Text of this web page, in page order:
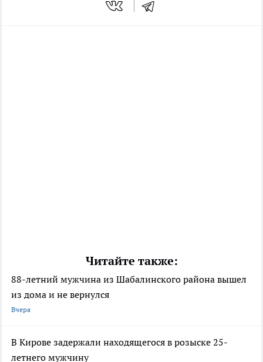
Читайте также:
88-летний мужчина из Шабалинского района вышел
из дома и не вернулся
Вчера
В Кирове задержали находящегося в розыске 25-
летнего мужчину